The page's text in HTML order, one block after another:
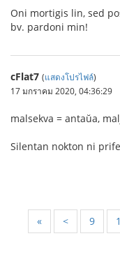
Oni mortigis lin, sed
bv. pardoni min!
cFlat7 (แสดงโปรไฟล์)
17 มกราคม 2020, 04:36:29
malsekva = antaŭa,
Silentan nokton ni
« < 9